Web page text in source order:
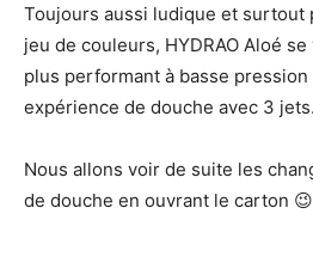
Toujours aussi ludique et surtout
jeu de couleurs, HYDRAO Aloé
plus performant à basse
expérience de douche avec 3 jets.
Nous allons voir de suite les
de douche en ouvrant le carton 😉